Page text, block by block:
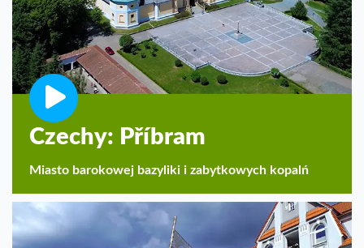
Czechy: Příbram
Miasto barokowej bazyliki i zabytkowych kopalń